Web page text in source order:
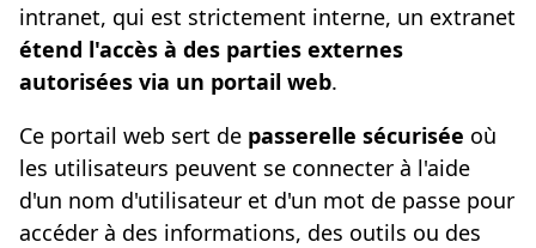
intranet, qui est strictement interne, un extranet
étend l'accès à des parties externes
autorisées via un portail web.
Ce portail web sert de passerelle sécurisée où
les utilisateurs peuvent se connecter à l'aide
d'un nom d'utilisateur et d'un mot de passe pour
accéder à des informations, des outils ou des